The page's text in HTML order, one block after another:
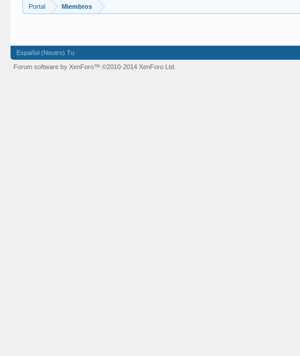
Portal Miembros
Español (Neutro) Tu
Forum software by XenForo™©2010-2014 XenForo Ltd.